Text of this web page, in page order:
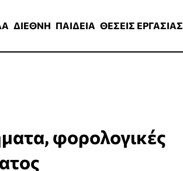
ΔΙΕΘΝΗ ΠΑΙΔΕΙΑ ΘΕΣΕΙΣ ΕΡΓΑΣΙΑΣ
φορολογικές